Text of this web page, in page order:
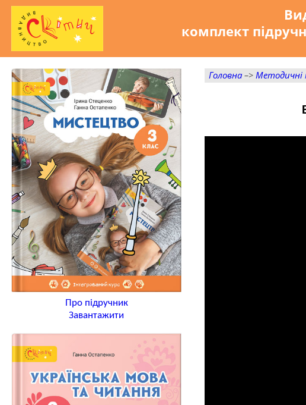
комплект
Про підручник
Завантажити
Головна–>Методичні